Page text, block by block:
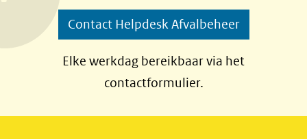
p
F
b
p
L
e
Contact Helpdesk Afvalbeheer
Elke werkdag bereikbaar via het
contactformulier.